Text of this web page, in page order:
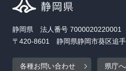
静岡県 法人番号 7000020220001
〒420-8601 静岡県静岡市葵区追
各種お問い合わせ 県庁